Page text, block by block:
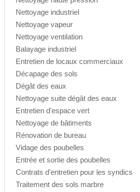
Nettoyage industriel
Nettoyage vapeur
Nettoyage ventilation
Balayage industriel
Entretien de locaux commerciaux
Décapage des sols
Dégât des eaux
Nettoyage suite dégât des eaux
Entretien d'espace vert
Nettoyage de bâtiments
Rénovation de bureau
Vidage des poubelles
Entrée et sortie des poubelles
Contrats d'entretien pour les syndics
Traitement des sols marbre